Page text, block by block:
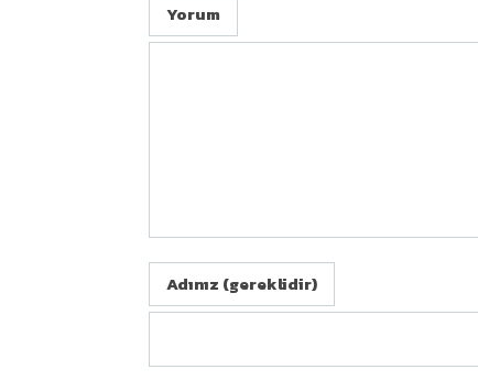
Yorum
Adınız (gereklidir)